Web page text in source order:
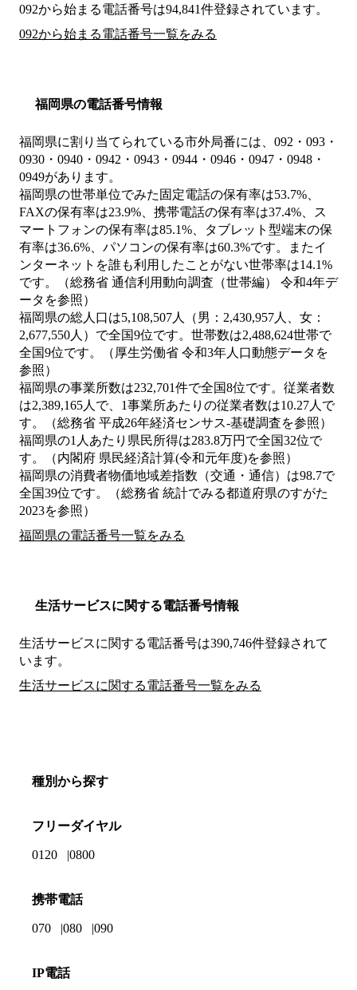
092から始まる電話番号は94,841件登録されています。
092から始まる電話番号一覧をみる
福岡県の電話番号情報
福岡県に割り当てられている市外局番には、092・093・
0930・0940・0942・0943・0944・0946・0947・0948・
0949があります。
福岡県の世帯単位でみた固定電話の保有率は53.7%、
FAXの保有率は23.9%、携帯電話の保有率は37.4%、ス
マートフォンの保有率は85.1%、タブレット型端末の保
有率は36.6%、パソコンの保有率は60.3%です。またイ
ンターネットを誰も利用したことがない世帯率は14.1%
です。（総務省 通信利用動向調査（世帯編） 令和4年デ
ータを参照）
福岡県の総人口は5,108,507人（男：2,430,957人、女：
2,677,550人）で全国9位です。世帯数は2,488,624世帯で
全国9位です。（厚生労働省 令和3年人口動態データを
参照）
福岡県の事業所数は232,701件で全国8位です。従業者数
は2,389,165人で、1事業所あたりの従業者数は10.27人で
す。（総務省 平成26年経済センサス‐基礎調査を参照）
福岡県の1人あたり県民所得は283.8万円で全国32位で
す。（内閣府 県民経済計算(令和元年度)を参照）
福岡県の消費者物価地域差指数（交通・通信）は98.7で
全国39位です。（総務省 統計でみる都道府県のすがた
2023を参照）
福岡県の電話番号一覧をみる
生活サービスに関する電話番号情報
生活サービスに関する電話番号は390,746件登録されて
います。
生活サービスに関する電話番号一覧をみる
種別から探す
フリーダイヤル
0120 0800
携帯電話
070 080 090
IP電話